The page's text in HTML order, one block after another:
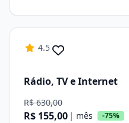
4.5
Rádio, TV e Internet
R$ 630,00
R$ 155,00 | mês -75%